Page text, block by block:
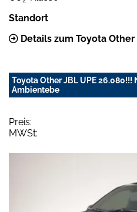
Standort
Details zum Toyota
Toyota Other JBL UPE 26.080!!!
Ambientebe
Preis:
MWSt: